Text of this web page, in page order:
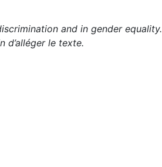
and in gender equality.
d’alléger le texte.